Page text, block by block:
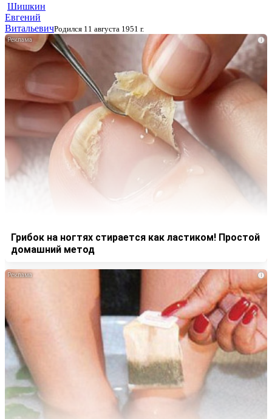
Шишкин
Евгений
ВитальевичРодился 11 августа 1951 г.
i
Грибок на ногтях стирается как ластиком! Простой
домашний метод
i